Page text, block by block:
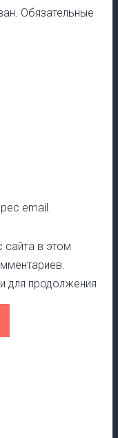
Обязательные
email.
сайта в этом
для продолжения